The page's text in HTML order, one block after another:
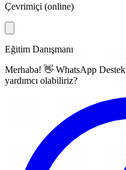
Çevrimiçi (online)
Eğitim Danışmanı
Merhaba! 👋 WhatsApp Destek
yardımcı olabiliriz?